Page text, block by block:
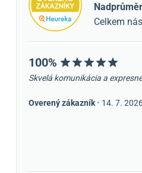
Celkem
100%
Skvelá komunikácia a
Overený zákazník • 14. 7.